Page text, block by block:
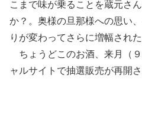
こまで味が乗ることを蔵元さ
か？。奥様の旦那様への思い
りが変わってさらに増幅され
ちょうどこのお酒、来月（
ャルサイトで抽選販売が再開